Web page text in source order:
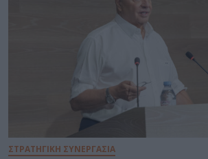
ΣΤΡΑΤΗΓΙΚΗ ΣΥΝΕΡΓΑΣΙΑ